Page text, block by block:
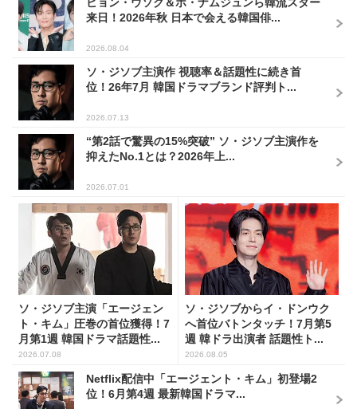
来日！2026年秋 日本で会える韓国俳...
2026.08.04
ソ・ジソブ主演作 視聴率＆話題性に続き首
位！26年7月 韓国ドラマブランド評判ト...
2026.07.13
“第2話で驚異の15%突破” ソ・ジソブ主演作を
抑えたNo.1とは？2026年上...
2026.07.01
ソ・ジソブ主演「エージェン
ト・キム」圧巻の首位獲得！7
月第1週 韓国ドラマ話題性...
2026.07.08
ソ・ジソブからイ・ドンウク
へ首位バトンタッチ！7月第5
週 韓ドラ出演者 話題性ト...
2026.08.05
Netflix配信中「エージェント・キム」初登場2
位！6月第4週 最新韓国ドラマ...